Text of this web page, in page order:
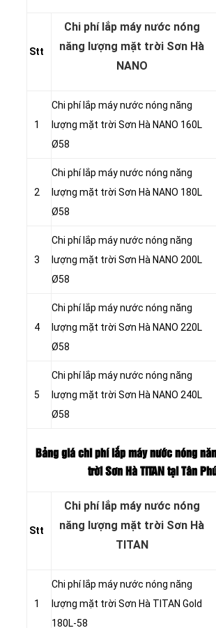
Stt
Chi phí lắp máy nước nóng
năng lượng mặt trời Sơn Hà
NANO
1
Chi phí lắp máy nước nóng năng
lượng mặt trời Sơn Hà NANO 160L
Ø58
2
Chi phí lắp máy nước nóng năng
lượng mặt trời Sơn Hà NANO 180L
Ø58
3
Chi phí lắp máy nước nóng năng
lượng mặt trời Sơn Hà NANO 200L
Ø58
4
Chi phí lắp máy nước nóng năng
lượng mặt trời Sơn Hà NANO 220L
Ø58
5
Chi phí lắp máy nước nóng năng
lượng mặt trời Sơn Hà NANO 240L
Ø58
Bảng giá chi phí lắp máy nước nóng
trời Sơn Hà TITAN tại Tân
Stt
Chi phí lắp máy nước nóng
năng lượng mặt trời Sơn Hà
TITAN
1
Chi phí lắp máy nước nóng năng
lượng mặt trời Sơn Hà TITAN Gold
180L-58